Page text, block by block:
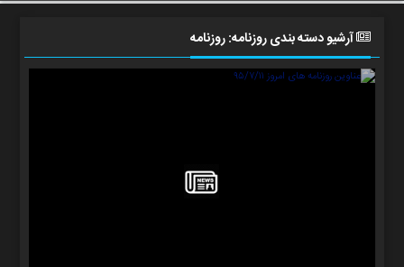
هفته
نامه
آرشیو دسته بندی روزنامه:روزنامه